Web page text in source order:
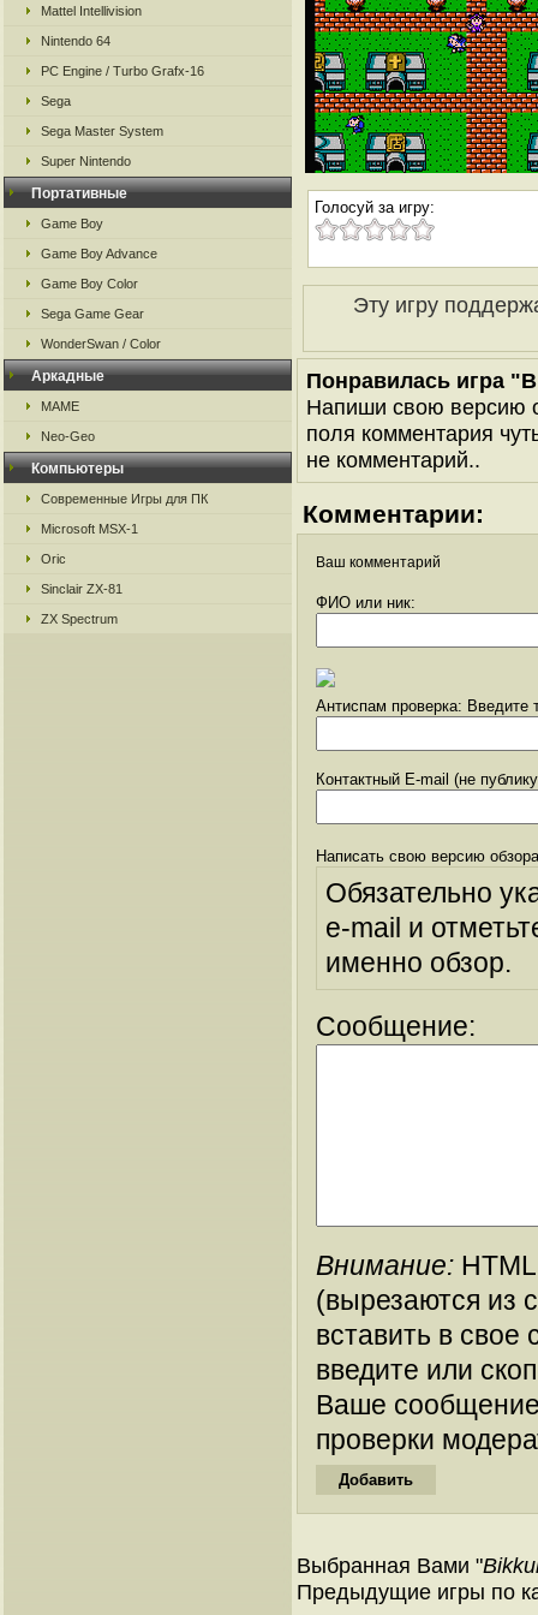
Mattel Intellivision
Nintendo 64
PC Engine / Turbo Grafx-16
Sega
Sega Master System
Super Nintendo
Портативные
Game Boy
Game Boy Advance
Game Boy Color
Sega Game Gear
WonderSwan / Color
Аркадные
MAME
Neo-Geo
Компьютеры
Современные Игры для ПК
Microsoft MSX-1
Oric
Sinclair ZX-81
ZX Spectrum
Голосуй за игру:
Эту игру
Понравилась игра
Напиши свою версию
поля комментария
не комментарий..
Комментарии:
Ваш комментарий
ФИО или ник:
Антиспам проверка: Введите
Контактный E-mail (не
Написать свою версию
Обязательно
e-mail и
именно обзор.
Сообщение:
Внимание:
(вырезаются из
вставить в
введите или
Ваше
проверки
Выбранная Вами "
Предыдущие игры по